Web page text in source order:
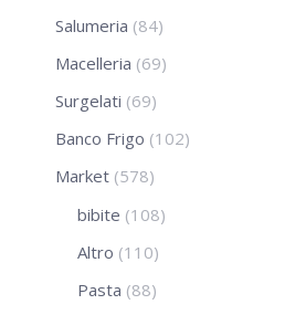
Salumeria (84)
Macelleria (69)
Surgelati (69)
Banco Frigo (102)
Market (578)
bibite (108)
Altro (110)
Pasta (88)